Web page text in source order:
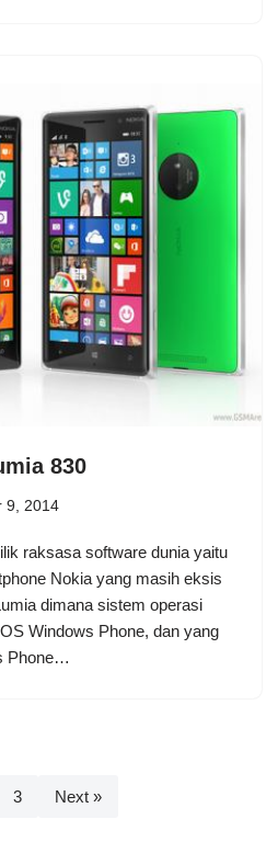
830
9, 2014
raksasa software dunia yaitu
Nokia yang masih eksis
dimana sistem operasi
Windows Phone, dan yang
Phone…
3 Next »